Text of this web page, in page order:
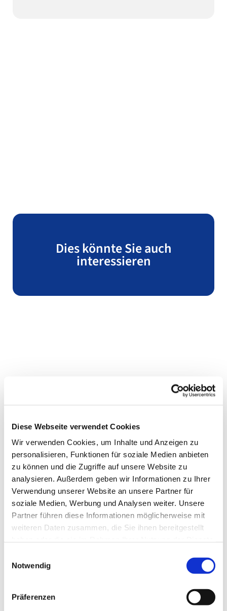
Diese Webseite verwendet Cookies
Wir verwenden Cookies, um Inhalte und Anzeigen zu
personalisieren, Funktionen für soziale Medien anbieten
zu können und die Zugriffe auf unsere Website zu
analysieren. Außerdem geben wir Informationen zu Ihrer
Verwendung unserer Website an unsere Partner für
soziale Medien, Werbung und Analysen weiter. Unsere
Partner führen diese Informationen möglicherweise mit
weiteren Daten zusammen, die Sie ihnen bereitgestellt
Notwendig
Präferenzen
Dies könnte Sie auch
interessieren
Gemeindebrief
Stadtkirchengemeinde
Sommer 2026